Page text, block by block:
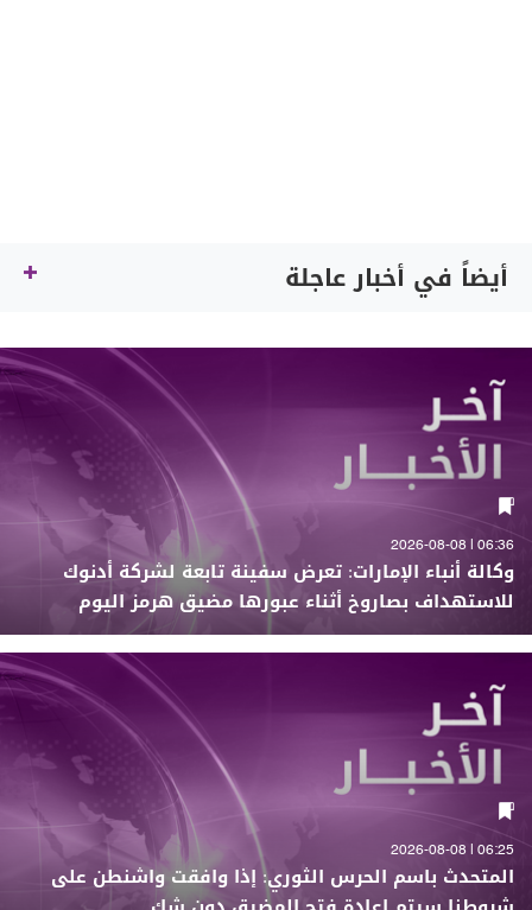
أيضاً في أخبار عاجلة
06:36 | 2026-08-08
وكالة أنباء الإمارات: تعرض سفينة تابعة لشركة أدنوك
للاستهداف بصاروخ أثناء عبورها مضيق هرمز اليوم
06:25 | 2026-08-08
المتحدث باسم الحرس الثوري: إذا وافقت واشنطن على